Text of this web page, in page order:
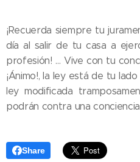
¡Recuerda siempre tu
día al salir de tu casa a
profesión! … Vive con tu
¡Ánimo!, la ley está de tu
ley modificada
podrán contra una
Share